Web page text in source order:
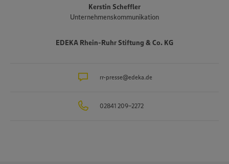
Kerstin Scheffler
Unternehmenskommunikation
EDEKA Rhein-Ruhr Stiftung & Co. KG
rr-presse@edeka.de
02841 209-2272